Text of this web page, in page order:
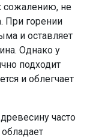
сожалению, не
При горении
и оставляет
Однако у
подходит
и облегчает
часто